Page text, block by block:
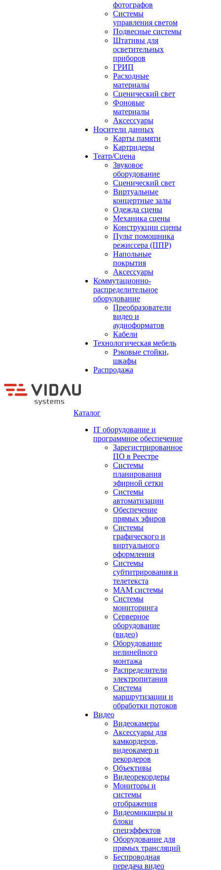
фотографов
Системы
управления светом
Подвесные системы
Штативы для
осветительных
приборов
ГРИП
Расходные
материалы
Сценический свет
Фоновые
материалы
Аксессуары
Носители данных
Карты памяти
Картридеры
Театр/Сцена
Звуковое
оборудование
Сценический свет
Виртуальные
концертные залы
Одежда сцены
Механика сцены
Конструкции сцены
Пульт помощника
режиссера (ППР)
Напольные
покрытия
Аксессуары
Коммутационно-
распределительное
оборудование
Преобразователи
видео и
аудиоформатов
Кабели
Технологическая мебель
Рэковые стойки,
шкафы
Распродажа
Каталог
IT оборудование и
программное обеспечение
Зарегистрированное
ПО в Реестре
Системы
планирования
эфирной сетки
Системы
автоматизации
Обеспечение
прямых эфиров
Системы
графического и
виртуального
оформления
Системы
субтитрирования и
телетекста
MAM системы
Системы
мониторинга
Серверное
оборудование
(видео)
Оборудование
нелинейного
монтажа
Распределители
электропитания
Система
маршрутизации и
обработки потоков
Видео
Видеокамеры
Аксессуары для
камкордеров,
видеокамер и
рекордеров
Объективы
Видеорекордеры
Мониторы и
системы
отображения
Видеомикшеры и
блоки
спецэффектов
Оборудование для
прямых трансляций
Беспроводная
передача видео